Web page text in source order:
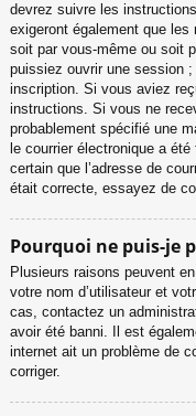
devrez suivre les
exigeront également que
soit par vous-même ou soit
puissiez ouvrir une session
inscription. Si vous aviez
instructions. Si vous ne
probablement spécifié une
le courrier électronique a
certain que l’adresse de
était correcte, essayez de
Pourquoi ne puis-je
Plusieurs raisons peuvent
votre nom d’utilisateur et
cas, contactez un
avoir été banni. Il est
internet ait un problème de
corriger.